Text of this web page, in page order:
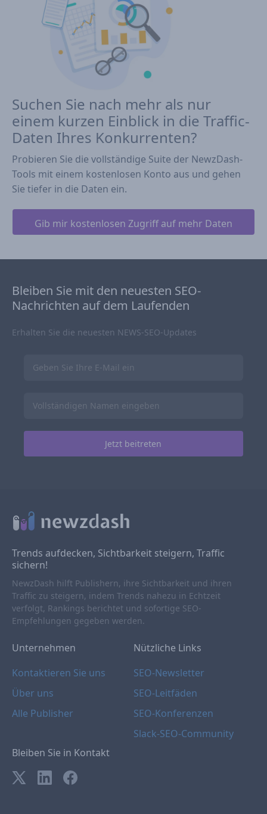
Suchen Sie nach mehr als nur
einem kurzen Einblick in die Traffic-
Daten Ihres Konkurrenten?
Probieren Sie die vollständige Suite der NewzDash-
Tools mit einem kostenlosen Konto aus und gehen
Sie tiefer in die Daten ein.
Gib mir kostenlosen Zugriff auf mehr Daten
Bleiben Sie mit den neuesten SEO-
Nachrichten auf dem Laufenden
Erhalten Sie die neuesten NEWS-SEO-Updates
Trends aufdecken, Sichtbarkeit steigern, Traffic
sichern!
NewzDash hilft Publishern, ihre Sichtbarkeit und ihren
Traffic zu steigern, indem Trends nahezu in Echtzeit
verfolgt, Rankings berichtet und sofortige SEO-
Empfehlungen gegeben werden.
Unternehmen
Kontaktieren Sie uns
Über uns
Alle Publisher
Nützliche Links
SEO-Newsletter
SEO-Leitfäden
SEO-Konferenzen
Slack-SEO-Community
Bleiben Sie in Kontakt